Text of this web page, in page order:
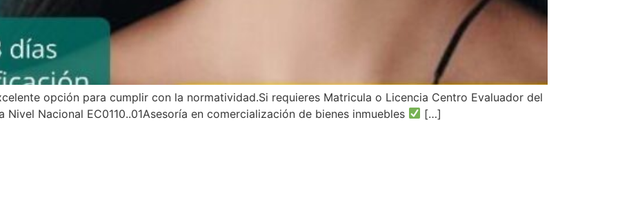
opción para cumplir con la normatividad.Si requieres Matricula o Licencia Centro Evaluador del
Nacional EC0110..01Asesoría en comercialización de bienes inmuebles
[…]